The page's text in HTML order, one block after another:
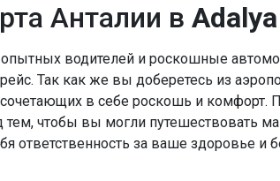
Анталии в
водителей и роскошные
Так как же вы доберетесь из
в себе роскошь и
чтобы вы могли путешествовать
ответственность за ваше здоровье и